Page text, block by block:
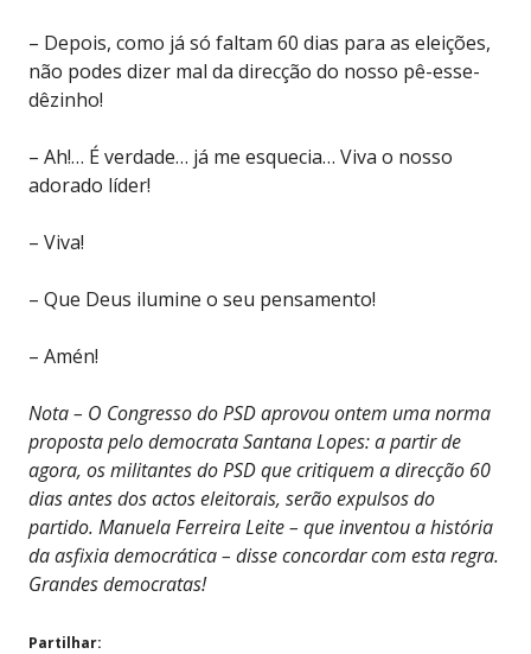
– Depois, como já só faltam 60 dias para as eleições,
não podes dizer mal da direcção do nosso pê-esse-
dêzinho!
– Ah!… É verdade… já me esquecia… Viva o nosso
adorado líder!
– Viva!
– Que Deus ilumine o seu pensamento!
– Amén!
Nota – O Congresso do PSD aprovou ontem uma norma
proposta pelo democrata Santana Lopes: a partir de
agora, os militantes do PSD que critiquem a direcção 60
dias antes dos actos eleitorais, serão expulsos do
partido. Manuela Ferreira Leite – que inventou a história
da asfixia democrática – disse concordar com esta regra.
Grandes democratas!
Partilhar: